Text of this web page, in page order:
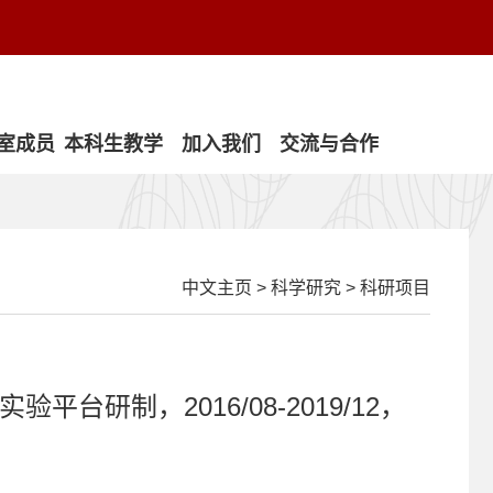
成员 本科生教学 加入我们 交流与合作
中文主页 > 科学研究 > 科研项目
平台研制，2016/08-2019/12，